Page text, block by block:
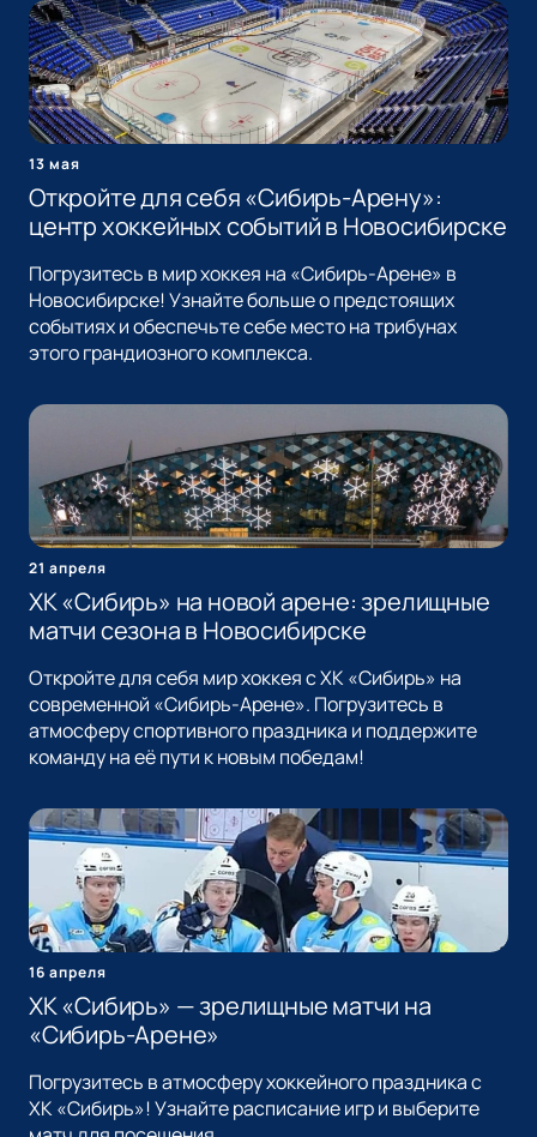
13 мая
Откройте для себя «Сибирь-Арену»:
центр хоккейных событий в Новосибирске
Погрузитесь в мир хоккея на «Сибирь-Арене» в
Новосибирске! Узнайте больше о предстоящих
событиях и обеспечьте себе место на трибунах
этого грандиозного комплекса.
21 апреля
ХК «Сибирь» на новой арене: зрелищные
матчи сезона в Новосибирске
Откройте для себя мир хоккея с ХК «Сибирь» на
современной «Сибирь-Арене». Погрузитесь в
атмосферу спортивного праздника и поддержите
команду на её пути к новым победам!
16 апреля
ХК «Сибирь» — зрелищные матчи на
«Сибирь-Арене»
Погрузитесь в атмосферу хоккейного праздника с
ХК «Сибирь»! Узнайте расписание игр и выберите